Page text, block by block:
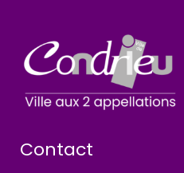
Contact